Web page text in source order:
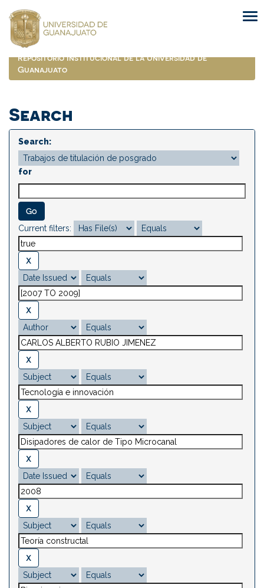
navigation
Repositorio Institucional de la Universidad de
Guanajuato
Search
Search:
for
Current filters: